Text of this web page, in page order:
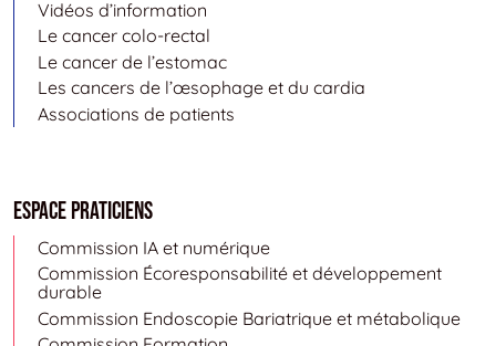
Vidéos d’information
Le cancer colo-rectal
Le cancer de l’estomac
Les cancers de l’œsophage et du cardia
Associations de patients
Espace Praticiens
Commission IA et numérique
Commission Écoresponsabilité et développement
durable
Commission Endoscopie Bariatrique et métabolique